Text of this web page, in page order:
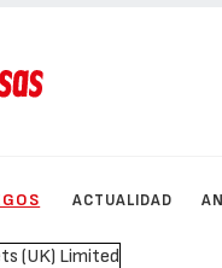
ACTUALIDAD